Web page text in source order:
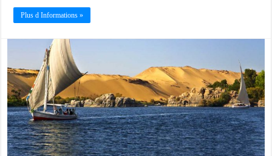
Plus d Informations »